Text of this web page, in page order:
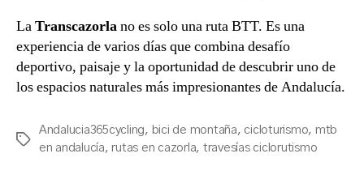
LaTranscazorlano es solo una ruta BTT. Es una
experiencia de varios días que combina desafío
deportivo, paisaje y la oportunidad de descubrir uno de
los espacios naturales más impresionantes de Andalucía.
Etiquetas
Andalucia365cycling, bici de montaña, cicloturismo, mtb
en andalucía, rutas en cazorla, travesías ciclorutismo